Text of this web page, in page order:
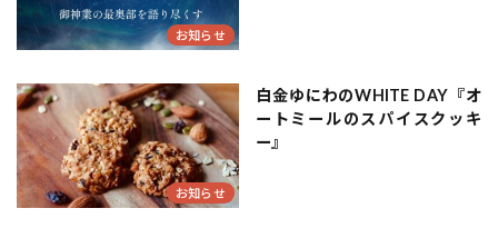
お知らせ
お知らせ
白金ゆにわのWHITE DAY『オ
ートミールのスパイスクッキ
ー』